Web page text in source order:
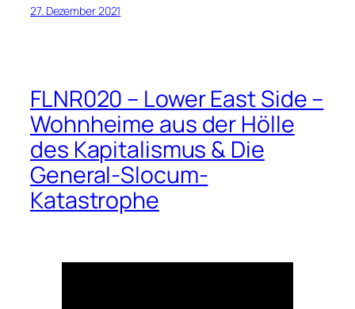
27. Dezember 2021
FLNR020 – Lower East Side –
Wohnheime aus der Hölle
des Kapitalismus & Die
General-Slocum-
Katastrophe